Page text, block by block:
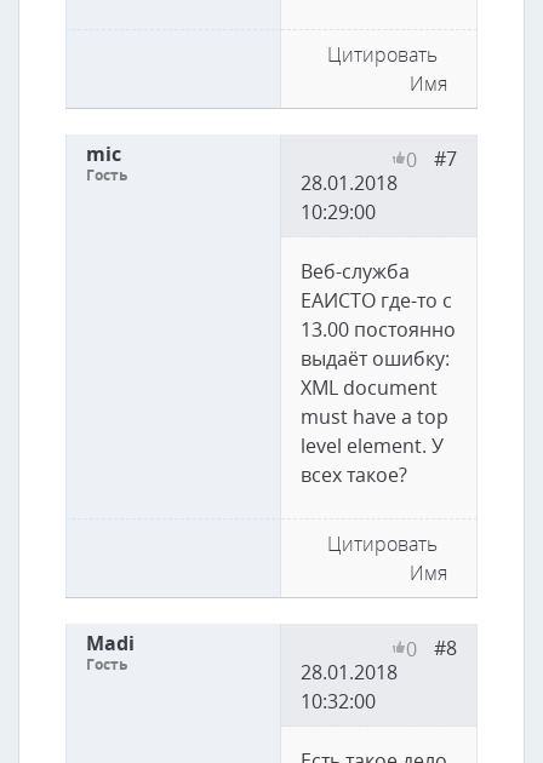
Цитировать
Имя
mic
Гость
#7
0
28.01.2018
10:29:00
Веб-служба
ЕАИСТО где-то с
13.00 постоянно
выдаёт ошибку:
XML document
must have a top
level element. У
всех такое?
Цитировать
Имя
Madi
Гость
#8
0
28.01.2018
10:32:00